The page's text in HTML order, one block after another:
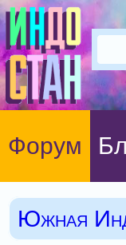
Форум
Южная